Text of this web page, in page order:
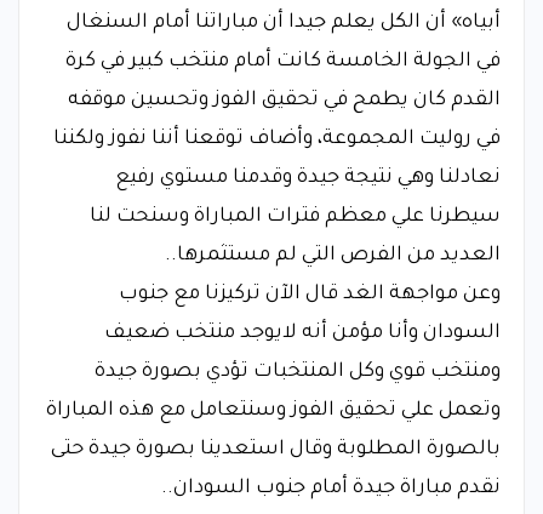
أبياه» أن الكل يعلم جيدا أن مباراتنا أمام السنغال
في الجولة الخامسة كانت أمام منتخب كبير في كرة
القدم كان يطمح في تحقيق الفوز وتحسين موقفه
في روليت المجموعة، وأضاف توقعنا أننا نفوز ولكننا
نعادلنا وهي نتيجة جيدة وقدمنا مستوي رفيع
سيطرنا علي معظم فترات المباراة وسنحت لنا
العديد من الفرص التي لم مستثمرها..
وعن مواجهة الغد قال الآن تركيزنا مع جنوب
السودان وأنا مؤمن أنه لايوجد منتخب ضعيف
ومنتخب قوي وكل المنتخبات تؤدي بصورة جيدة
وتعمل علي تحقيق الفوز وسنتعامل مع هذه المباراة
بالصورة المطلوبة وقال استعدينا بصورة جيدة حتى
نقدم مباراة جيدة أمام جنوب السودان..